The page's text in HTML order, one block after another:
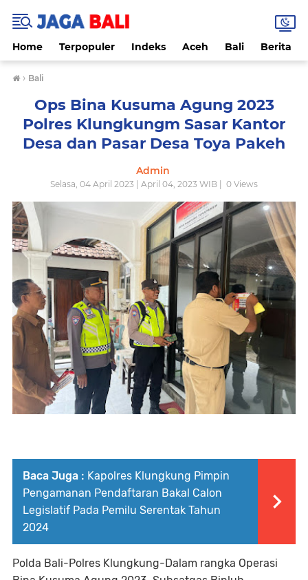
Home Terpopuler Indeks Aceh Bali Berita
› Bali
Ops Bina Kusuma Agung 2023
Polres Klungkungm Sasar Kantor
Desa dan Pasar Desa Toya Pakeh
Admin
Selasa, 04 April 2023 | April 04, 2023 WIB | 0 Views
Baca Juga : Kapolres Klungkung Pimpin
Pengamanan Pendaftaran Bakal Calon
Legislatif Pada Pemilu Serentak Tahun
2024
Polda Bali-Polres Klungkung-Dalam rangka Operasi